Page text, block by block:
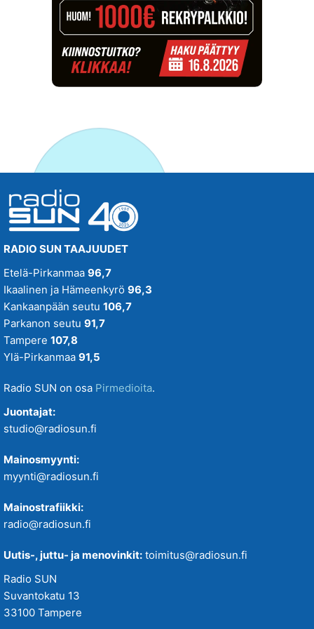
RADIO SUN TAAJUUDET
Etelä-Pirkanmaa 96,7
Ikaalinen ja Hämeenkyrö 96,3
Kankaanpään seutu 106,7
Parkanon seutu 91,7
Tampere 107,8
Ylä-Pirkanmaa 91,5
Radio SUN on osa Pirmedioita.
Juontajat:
studio@radiosun.fi
Mainosmyynti:
myynti@radiosun.fi
Mainostrafiikki:
radio@radiosun.fi
Uutis-, juttu- ja menovinkit: toimitus@radiosun.fi
Radio SUN
Suvantokatu 13
33100 Tampere